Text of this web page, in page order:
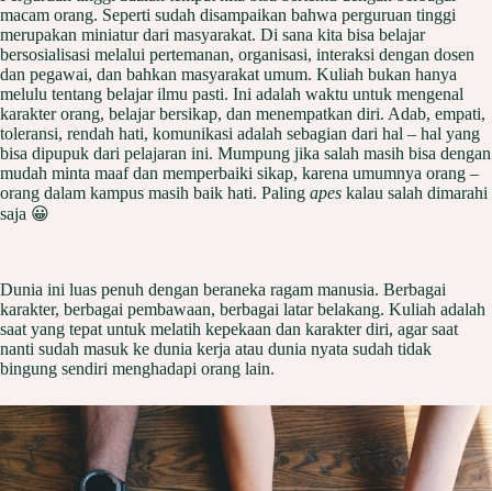
macam orang. Seperti sudah disampaikan bahwa perguruan tinggi
merupakan miniatur dari masyarakat. Di sana kita bisa belajar
bersosialisasi melalui pertemanan, organisasi, interaksi dengan dosen
dan pegawai, dan bahkan masyarakat umum. Kuliah bukan hanya
melulu tentang belajar ilmu pasti. Ini adalah waktu untuk mengenal
karakter orang, belajar bersikap, dan menempatkan diri. Adab, empati,
toleransi, rendah hati, komunikasi adalah sebagian dari hal – hal yang
bisa dipupuk dari pelajaran ini. Mumpung jika salah masih bisa dengan
mudah minta maaf dan memperbaiki sikap, karena umumnya orang –
orang dalam kampus masih baik hati. Paling apes kalau salah dimarahi
saja 😀
Dunia ini luas penuh dengan beraneka ragam manusia. Berbagai
karakter, berbagai pembawaan, berbagai latar belakang. Kuliah adalah
saat yang tepat untuk melatih kepekaan dan karakter diri, agar saat
nanti sudah masuk ke dunia kerja atau dunia nyata sudah tidak
bingung sendiri menghadapi orang lain.